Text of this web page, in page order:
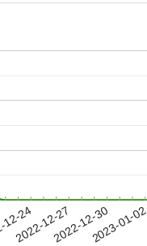
24
2022-12-272022-12-302023-01-02